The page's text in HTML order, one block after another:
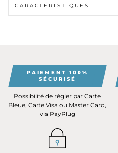
CARACTÉRISTIQUES
PAIEMENT 100%
SÉCURISÉ
Possibilité de régler par Carte
Bleue, Carte Visa ou Master Card,
via PayPlug